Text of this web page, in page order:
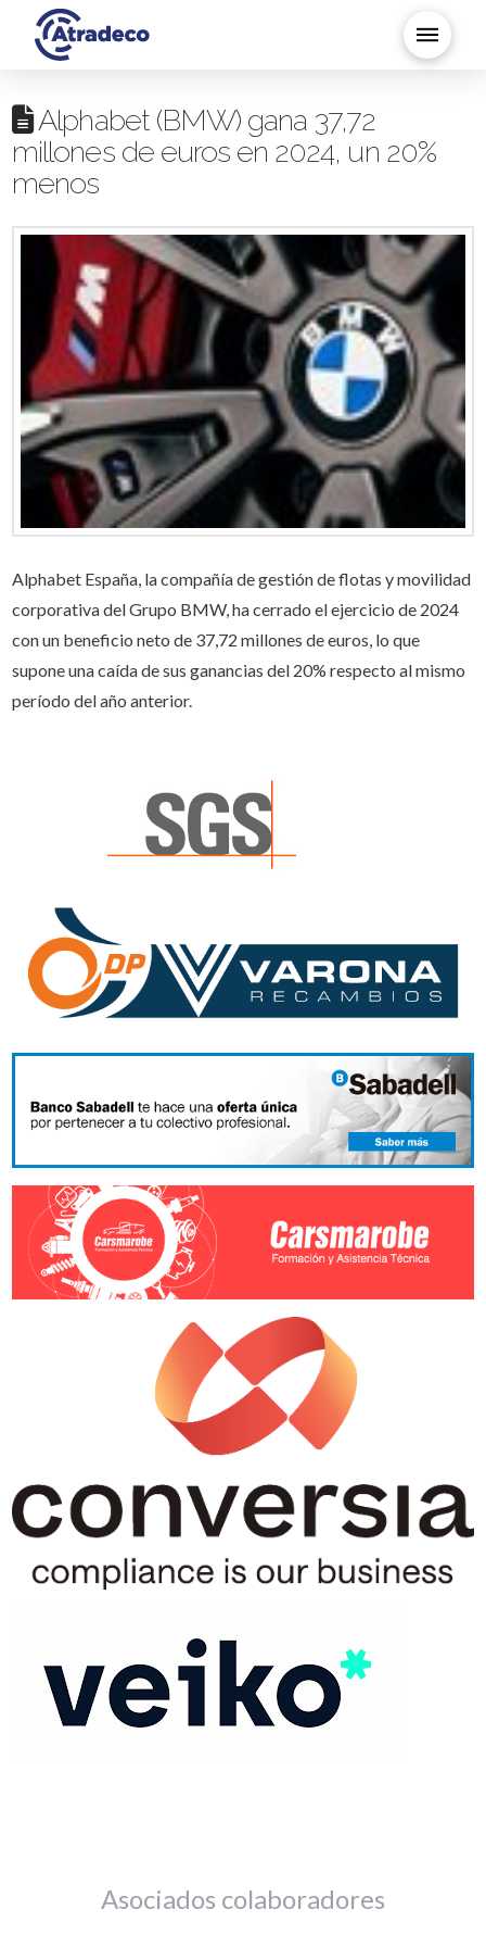
Alphabet (BMW) gana 37,72
millones de euros en 2024, un 20%
menos
Alphabet España, la compañía de gestión de flotas y movilidad
corporativa del Grupo BMW, ha cerrado el ejercicio de 2024
con un beneficio neto de 37,72 millones de euros, lo que
supone una caída de sus ganancias del 20% respecto al mismo
período del año anterior.
Asociados colaboradores